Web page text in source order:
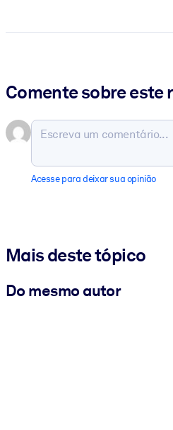
Comente sobre este
Acesse para deixar sua opinião
Mais deste tópico
Do mesmo autor